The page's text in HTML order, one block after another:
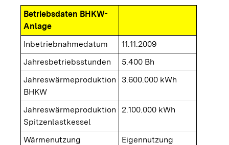
Betriebsdaten BHKW-
Anlage
Inbetriebnahmedatum
11.11.2009
Jahresbetriebsstunden
5.400 Bh
Jahreswärmeproduktion
BHKW
3.600.000 kWh
Jahreswärmeproduktion
Spitzenlastkessel
2.100.000 kWh
Wärmenutzung
Eigennutzung